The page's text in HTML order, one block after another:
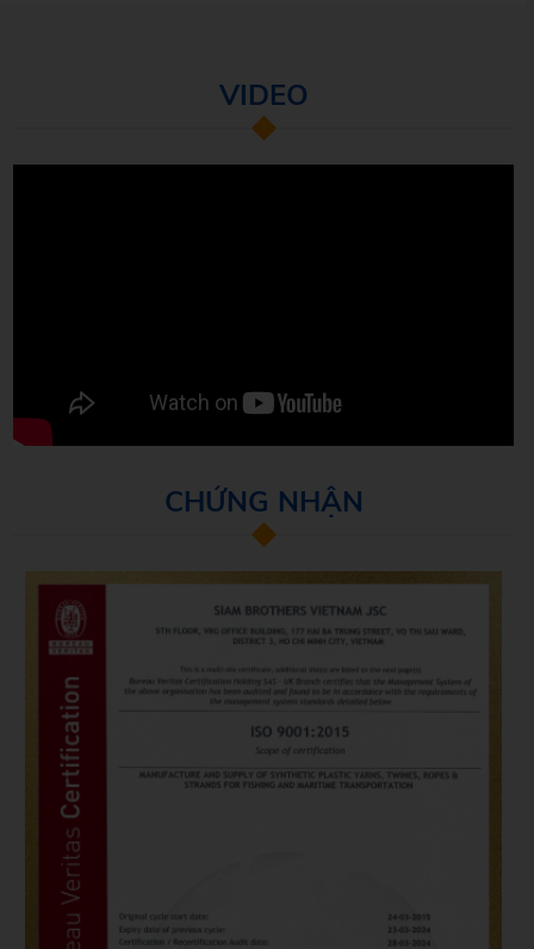
VIDEO
CHỨNG NHẬN